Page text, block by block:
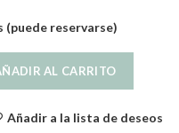
(puede reservarse)
AL CARRITO
Añadir a la lista de deseos